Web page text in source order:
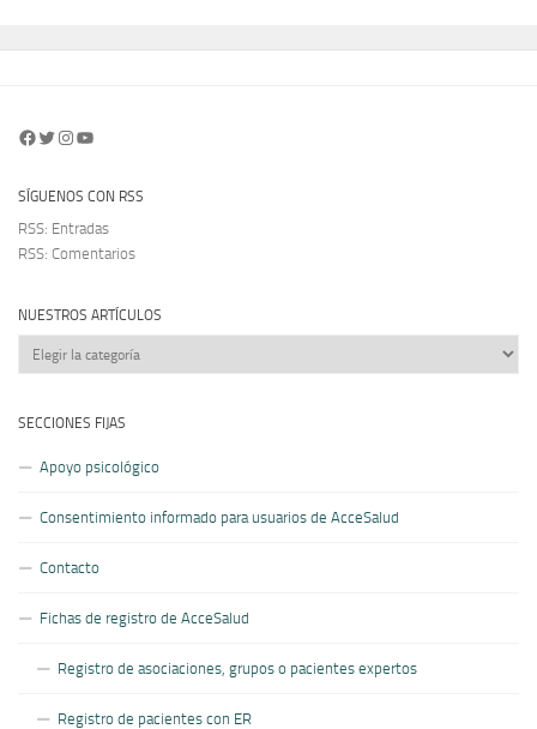
Facebook
Twitter
Instagram
YouTube
SÍGUENOS CON RSS
RSS: Entradas
RSS: Comentarios
NUESTROS ARTÍCULOS
Nuestros
artículos
SECCIONES FIJAS
Apoyo psicológico
Consentimiento informado para usuarios de AcceSalud
Contacto
Fichas de registro de AcceSalud
Registro de asociaciones, grupos o pacientes expertos
Registro de pacientes con ER